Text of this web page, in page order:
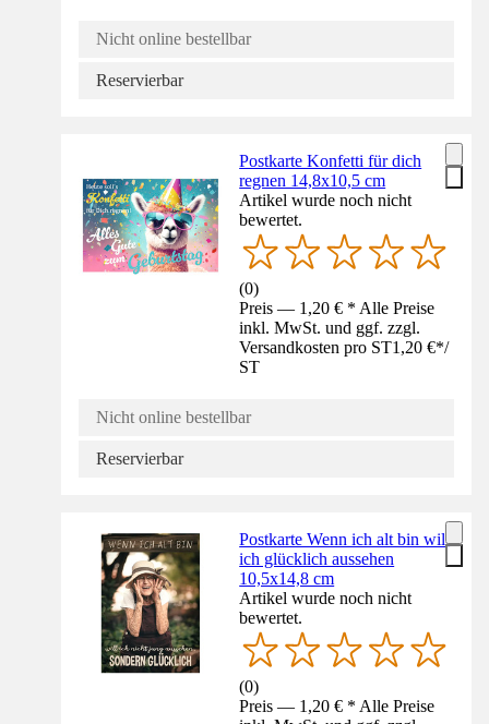
Nicht online bestellbar
Reservierbar
Postkarte Konfetti für dich
regnen 14,8x10,5 cm
Artikel wurde noch nicht
bewertet.
(0)
Preis — 1,20 € * Alle Preise
inkl. MwSt. und ggf. zzgl.
Versandkosten pro ST1,20 €*/
ST
Nicht online bestellbar
Reservierbar
Postkarte Wenn ich alt bin will
ich glücklich aussehen
10,5x14,8 cm
Artikel wurde noch nicht
bewertet.
(0)
Preis — 1,20 € * Alle Preise